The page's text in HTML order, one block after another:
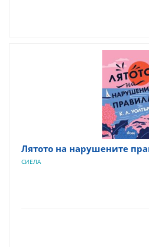
Лятото на нарушените
СИЕЛА